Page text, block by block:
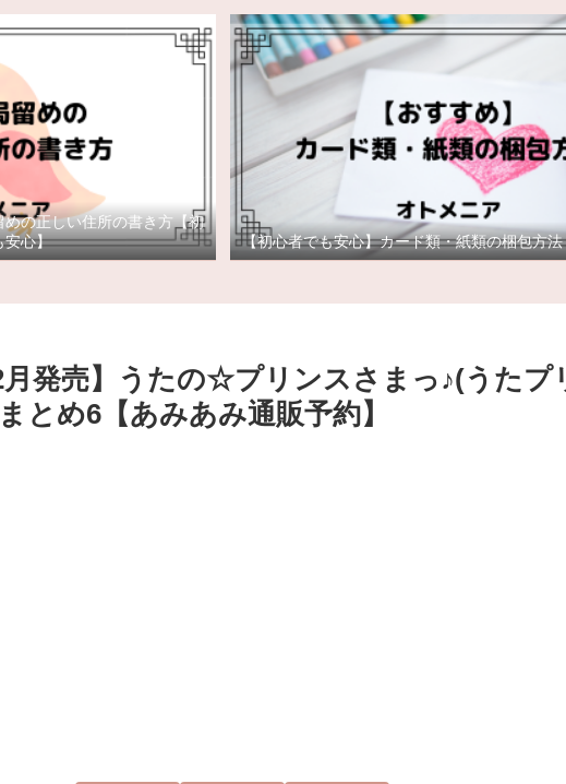
の正しい住所の書き方【初
安心】
【初心者でも安心】カード類・紙類の梱包方
月発売】うたの☆プリンスさまっ♪(うたプ
とめ6【あみあみ通販予約】